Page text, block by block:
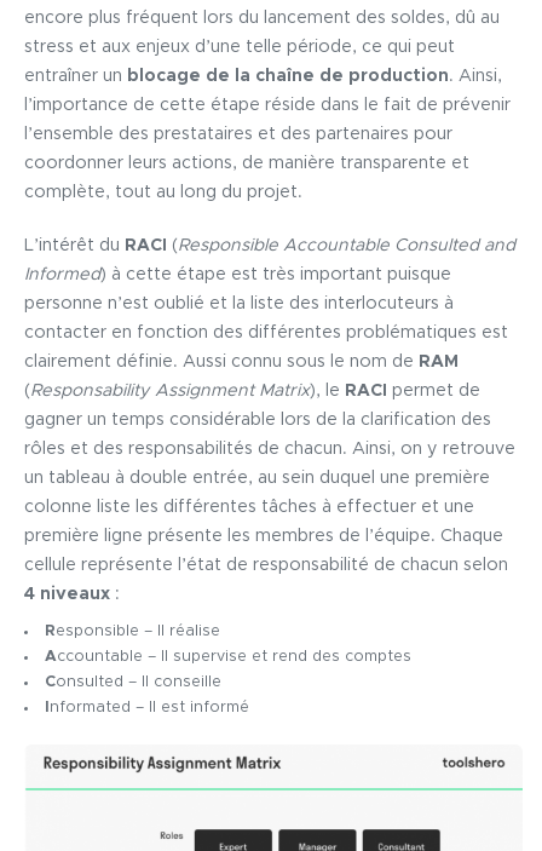
encore plus fréquent lors du lancement des soldes, dû au
stress et aux enjeux d’une telle période, ce qui peut
entraîner un blocage de la chaîne de production. Ainsi,
l’importance de cette étape réside dans le fait de prévenir
l’ensemble des prestataires et des partenaires pour
coordonner leurs actions, de manière transparente et
complète, tout au long du projet.
L’intérêt du RACI (Responsible Accountable Consulted and
Informed) à cette étape est très important puisque
personne n’est oublié et la liste des interlocuteurs à
contacter en fonction des différentes problématiques est
clairement définie. Aussi connu sous le nom de RAM
(Responsability Assignment Matrix), le RACI
permet de
gagner un temps considérable lors de la clarification des
rôles et des responsabilités de chacun. Ainsi, on y retrouve
un tableau à double entrée, au sein duquel une première
colonne liste les différentes tâches à effectuer et une
première ligne présente les membres de l’équipe. Chaque
cellule représente l’état de responsabilité de chacun selon
4 niveaux :
Responsible – Il réalise
Accountable – Il supervise et rend des comptes
Consulted – Il conseille
nformated – Il est informé